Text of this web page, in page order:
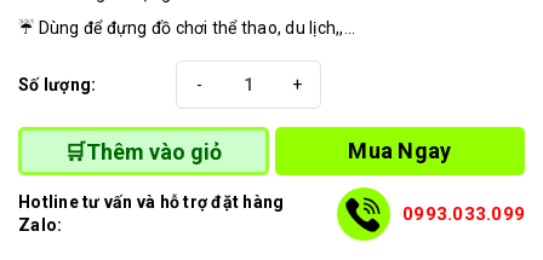
☔️ Dùng để đựng đồ chơi thể thao, du lịch,,...
Số lượng: +
-
🛒Thêm vào giỏ Mua Ngay
Hotline tư vấn và hỗ trợ đặt hàng
Zalo:
0993.033.099